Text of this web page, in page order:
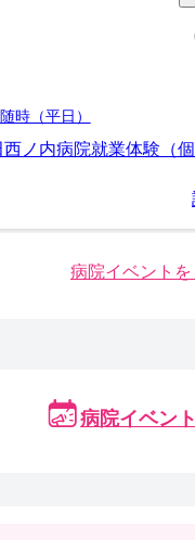
随時（平日）
西ノ内病院就業体験（
病院イベント
病院イベント